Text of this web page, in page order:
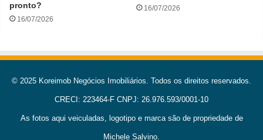
pronto?
16/07/2026
16/07/2026
© 2025 Koreimob Negócios Imobiliários. Todos os direitos reservados.
CRECI: 223464-F CNPJ: 26.976.593/0001-10
As fotos aqui veiculadas, logotipo e marca são de propriedade de
Michele Salvino.